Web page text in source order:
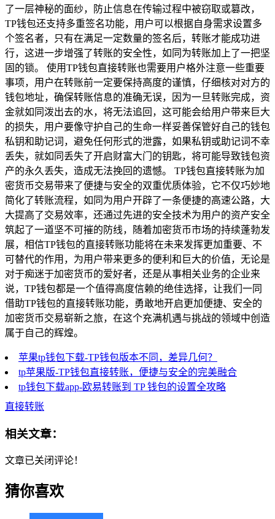
了一层神秘的面纱，防止信息在传输过程中被窃取或篡改，
TP钱包还支持多重签名功能，用户可以根据自身需求设置多
个签名者，只有在满足一定数量的签名后，转账才能成功进
行，这进一步增强了转账的安全性，如同为转账加上了一把坚
固的锁。 使用TP钱包直接转账也需要用户格外注意一些重要
事项，用户在转账前一定要保持高度的谨慎，仔细核对对方的
钱包地址，确保转账信息的准确无误，因为一旦转账完成，资
金就如同泼出去的水，将无法追回，这可能会给用户带来巨大
的损失，用户要像守护自己的生命一样妥善保管好自己的钱包
私钥和助记词，避免任何形式的泄露，如果私钥或助记词不幸
丢失，就如同丢失了开启财富大门的钥匙，将可能导致钱包资
产的永久丢失，造成无法挽回的遗憾。 TP钱包直接转账为加
密货币交易带来了便捷与安全的双重优质体验，它不仅巧妙地
简化了转账流程，如同为用户开辟了一条便捷的高速公路，大
大提高了交易效率，还通过先进的安全技术为用户的资产安全
筑起了一道坚不可摧的防线，随着加密货币市场的持续蓬勃发
展，相信TP钱包的直接转账功能将在未来发挥更加重要、不
可替代的作用，为用户带来更多的便利和巨大的价值，无论是
对于痴迷于加密货币的爱好者，还是从事相关业务的企业来
说，TP钱包都是一个值得高度信赖的绝佳选择，让我们一同
借助TP钱包的直接转账功能，勇敢地开启更加便捷、安全的
加密货币交易崭新之旅，在这个充满机遇与挑战的领域中创造
属于自己的辉煌。
苹果tp钱包下载-TP钱包版本不同，差异几何？
tp苹果版-TP钱包直接转账，便捷与安全的完美融合
tp钱包下载app-欧易转账到 TP 钱包的设置全攻略
直接转账
相关文章：
文章已关闭评论！
猜你喜欢